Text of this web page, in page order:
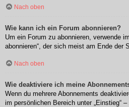
Nach oben
Wie kann ich ein Forum abonnieren?
Um ein Forum zu abonnieren, verwende
abonnieren“, der sich meist am Ende der
Nach oben
Wie deaktiviere ich meine
Wenn du mehrere Abonnements
im persönlichen Bereich unter „Einstieg“ –